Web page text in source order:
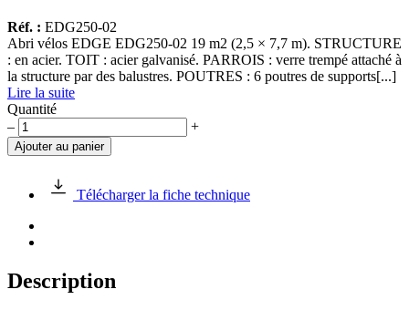
Réf. : EDG250-02
Abri vélos EDGE EDG250-02 19 m2 (2,5 × 7,7 m). STRUCTURE
: en acier. TOIT : acier galvanisé. PARROIS : verre trempé attaché à
la structure par des balustres. POUTRES : 6 poutres de supports[...]
Lire la suite
Quantité
quantité
de
Abri
EDGE
(2,5
×
– +
Ajouter au panier
Télécharger la fiche technique
Description